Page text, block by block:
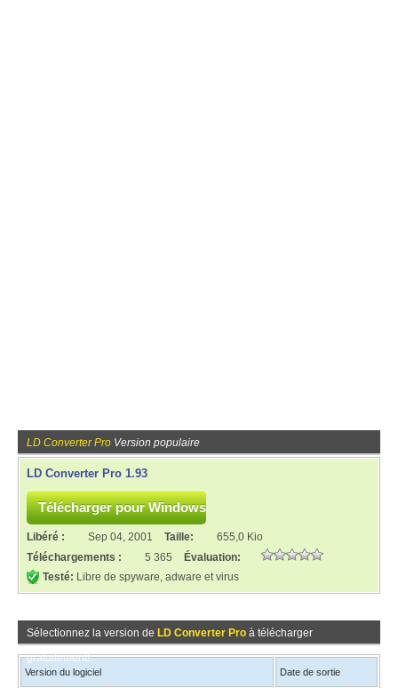
LD Converter Pro Version populaire
LD Converter Pro 1.93
Libéré : Sep 04, 2001 Taille:
655,0 Kio
Téléchargements :
5 365
Évaluation:
Testé: Libre de spyware, adware et virus
Sélectionnez la version de LD Converter Pro à télécharger
gratuitement!
Version du logiciel Date de sortie